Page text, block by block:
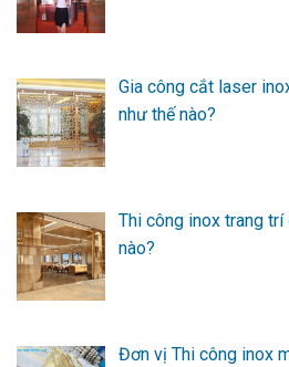
Gia công cắt laser
như thế nào?
Thi công inox trang
nào?
Đơn vị Thi công inox